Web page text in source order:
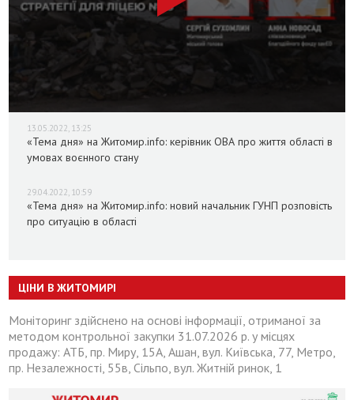
13.05.2022, 13:25
«Тема дня» на Житомир.info: керівник ОВА про життя області в
умовах воєнного стану
29.04.2022, 10:59
«Тема дня» на Житомир.info: новий начальник ГУНП розповість
про ситуацію в області
ЦІНИ В ЖИТОМИРІ
Моніторинг здійснено на основі інформації, отриманої за
методом контрольної закупки 31.07.2026 р. у місцях
продажу: АТБ, пр. Миру, 15А, Ашан, вул. Київська, 77, Метро,
пр. Незалежності, 55в, Сільпо, вул. Житній ринок, 1